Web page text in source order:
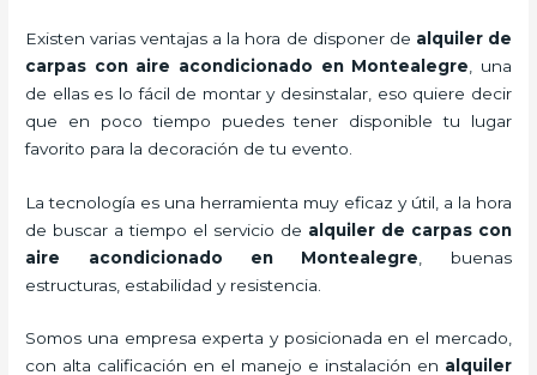
Existen varias ventajas a la hora de disponer de alquiler de
carpas con aire acondicionado en Montealegre , una
de ellas es lo fácil de montar y desinstalar, eso quiere decir
que en poco tiempo puedes tener disponible tu lugar
favorito para la decoración de tu evento.
La tecnología es una herramienta muy eficaz y útil, a la hora
de buscar a tiempo el servicio de alquiler de carpas con
aire acondicionado en Montealegre , buenas
estructuras, estabilidad y resistencia.
Somos una empresa experta y posicionada en el mercado,
con alta calificación en el manejo e instalación en alquiler